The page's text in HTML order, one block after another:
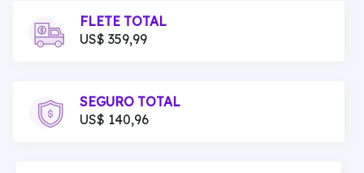
FLETE TOTAL
US$ 359,99
SEGURO TOTAL
US$ 140,96